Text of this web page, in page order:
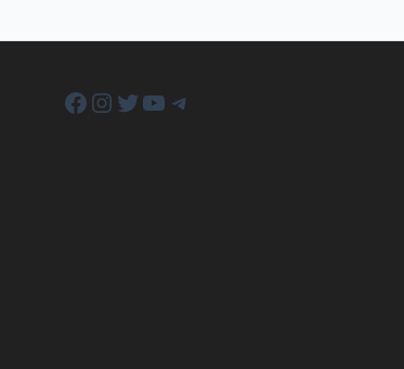
Facebook
Instagram
Twitter
YouTube
Telegram